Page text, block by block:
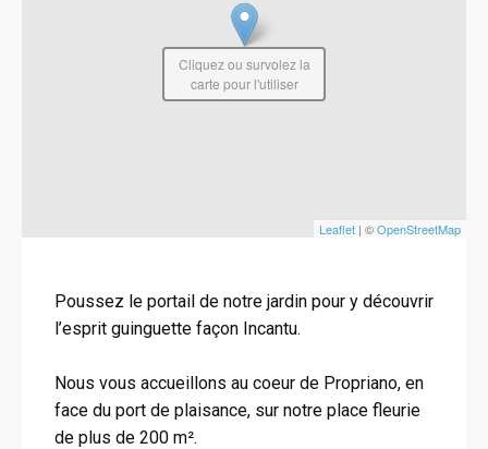
Leaflet | ©OpenStreetMap
Cliquez ou survolez la
carte pour l'utiliser
Poussez le portail de notre jardin pour y découvrir
l’esprit guinguette façon Incantu.
Nous vous accueillons au coeur de Propriano, en
face du port de plaisance, sur notre place fleurie
de plus de 200 m².